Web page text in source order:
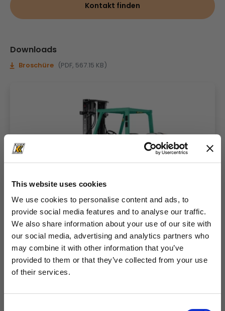
This website uses cookies
We use cookies to personalise content and ads, to
provide social media features and to analyse our traffic.
We also share information about your use of our site with
our social media, advertising and analytics partners who
may combine it with other information that you’ve
provided to them or that they’ve collected from your use
of their services.
Technische Daten
Tragfähigkeit
Leistung / Drehmoment
69 kW
Kontakt finden
Downloads
Broschüre (PDF, 567.15 KB)
schließen